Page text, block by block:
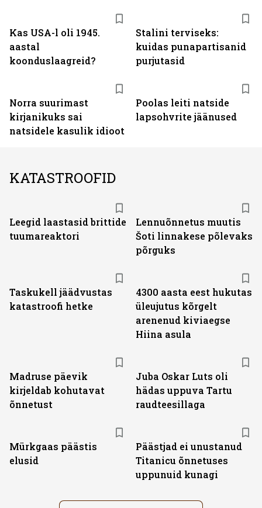
Kas USA-l oli 1945.
aastal
koonduslaagreid?
Stalini terviseks:
kuidas punapartisanid
purjutasid
Norra suurimast
kirjanikuks sai
natsidele kasulik idioot
Poolas leiti natside
lapsohvrite jäänused
KATASTROOFID
Leegid laastasid brittide
tuumareaktori
Lennuõnnetus muutis
Šoti linnakese põlevaks
põrguks
Taskukell jäädvustas
katastroofi hetke
4300 aasta eest hukutas
üleujutus kõrgelt
arenenud kiviaegse
Hiina asula
Madruse päevik
kirjeldab kohutavat
õnnetust
Juba Oskar Luts oli
hädas uppuva Tartu
raudteesillaga
Mürkgaas päästis
elusid
Päästjad ei unustanud
Titanicu õnnetuses
uppunuid kunagi